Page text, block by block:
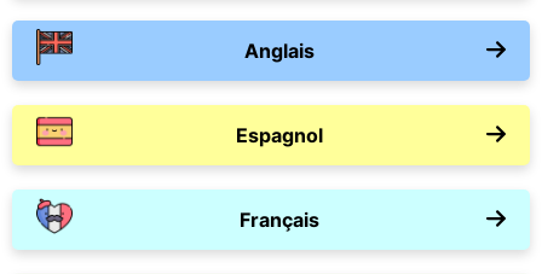
Anglais
Espagnol
Français